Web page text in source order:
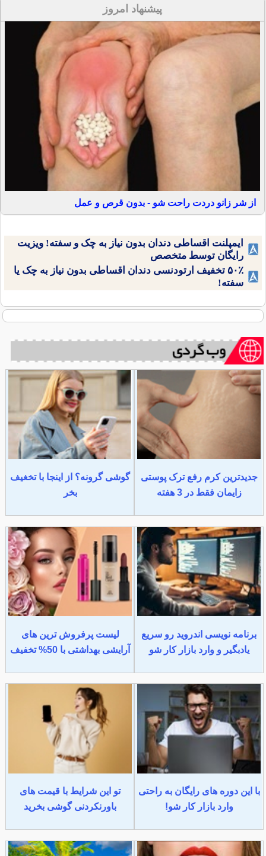
پیشنهاد امروز
از شر زانو دردت راحت شو - بدون قرص و عمل
ایمپلنت اقساطی دندان بدون نیاز به چک و سفته! ویزیت
رایگان توسط متخصص
۵۰٪ تخفیف ارتودنسی دندان اقساطی بدون نیاز به چک یا
سفته!
جدیدترین کرم رفع ترک پوستی
زایمان فقط در 3 هفته
گوشی گرونه؟ از اینجا با تخغیف
بخر
برنامه نویسی اندروید رو سریع
یادبگیر و وارد بازار کار شو
لیست پرفروش ترین های
آرایشی بهداشتی با 50% تخفیف
با این دوره های رایگان به راحتی
وارد بازار کار شو!
تو این شرایط با قیمت های
باورنکردنی گوشی بخرید